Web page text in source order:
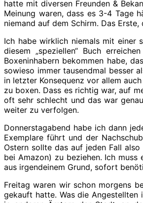
hatte mit diversen Freunden &
Meinung waren, dass es 3-4 Tage
niemand auf dem Schirm. Das
Ich habe wirklich niemals mit einer
diesem „speziellen“ Buch
Boxeninhabern bekommen habe,
sowieso immer tausendmal besser
in letzter Konsequenz vor allem
zu boxen. Dass es richtig war, auf
oft sehr schlecht und das war
weiter zu verfolgen.
Donnerstagabend habe ich dann
Exemplare führt und der
Ostern sollte das auf jeden Fall
bei Amazon) zu beziehen. Ich
aus irgendeinem Grund, sofort
Freitag waren wir schon morgens
gekauft hatte. Was die Angestellten